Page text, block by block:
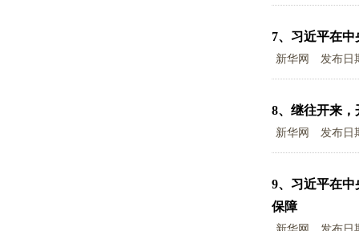
7、 习近平在
新华网 发布日
8、 继往开来
新华网 发布日
9、 习近平在
保障